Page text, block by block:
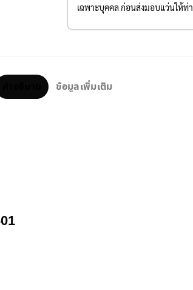
เฉพาะบุคคล ก่อนส่งมอบแว่นให้ท่
ข้อมูลเพิ่มเติม